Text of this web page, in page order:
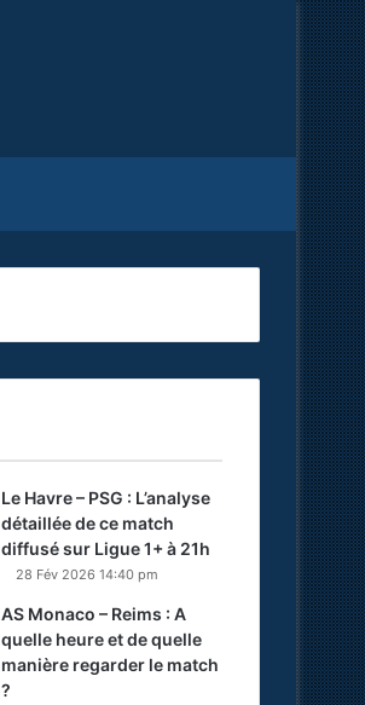
Le Havre – PSG : L’analyse
détaillée de ce match
diffusé sur Ligue 1+ à 21h
28 Fév 2026 14:40 pm
AS Monaco – Reims : A
quelle heure et de quelle
manière regarder le match
?